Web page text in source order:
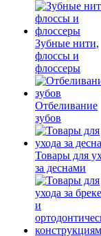
Зубные нити,
флоссы и
флоссеры
Отбеливание
зубов
Товары для
за деснами